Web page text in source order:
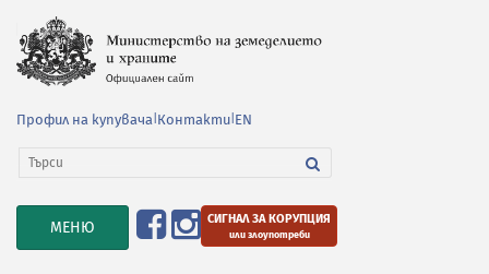
Профил на купувача Контакти EN
TOGGLE
NAVIGATION
МЕНЮ СИГНАЛ ЗА КОРУПЦИЯ
или злоупотреби